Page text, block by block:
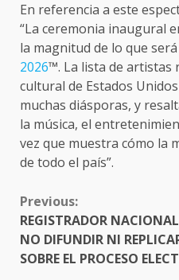
En referencia a este
“La ceremonia inaugural
la magnitud de lo que
2026™. La lista de artistas
cultural de Estados
muchas diásporas, y
la música, el
vez que muestra cómo la
de todo el país”.
CONTINUE
READING
Previous:
REGISTRADOR
NO DIFUNDIR NI
SOBRE EL PROCESO